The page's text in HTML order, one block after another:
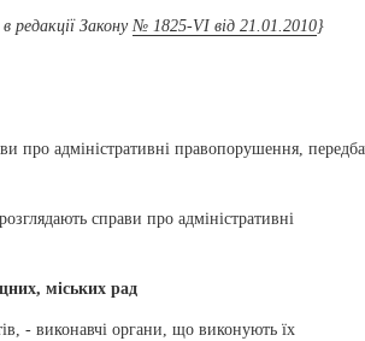
редакції Закону№ 1825-VI від 21.01.2010}
про адміністративні правопорушення,
справи про адміністративні
міських рад
- виконавчі органи, що виконують їх